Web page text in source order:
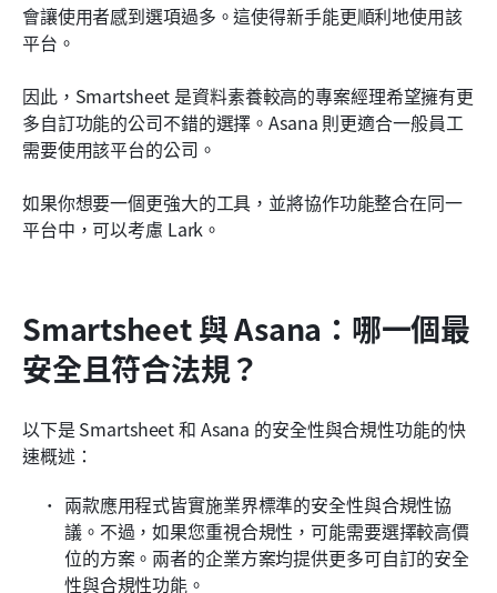
會讓使用者感到選項過多。這使得新手能更順利地使用該
平台。
因此，Smartsheet 是資料素養較高的專案經理希望擁有更
多自訂功能的公司不錯的選擇。Asana 則更適合一般員工
需要使用該平台的公司。
如果你想要一個更強大的工具，並將協作功能整合在同一
平台中，可以考慮 Lark。
Smartsheet 與 Asana：哪一個最
安全且符合法規？
以下是 Smartsheet 和 Asana 的安全性與合規性功能的快
速概述：
兩款應用程式皆實施業界標準的安全性與合規性協
議。不過，如果您重視合規性，可能需要選擇較高價
位的方案。兩者的企業方案均提供更多可自訂的安全
性與合規性功能。